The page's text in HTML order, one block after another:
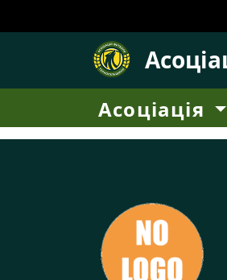
Асоціація